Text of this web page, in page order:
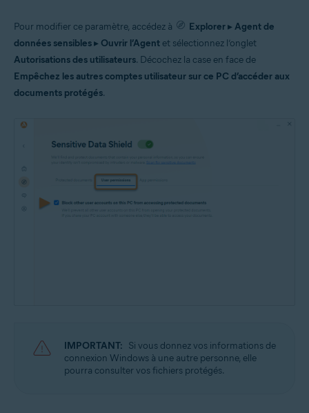
Pour modifier ce paramètre, accédez à Explorer▸Agent de
données sensibles▸ Ouvrir l’Agent et sélectionnez l’onglet
Autorisations des utilisateurs. Décochez la case en face de
Empêchez les autres comptes utilisateur sur ce PC d’accéder aux
documents protégés.
IMPORTANT: Si vous donnez vos informations de
connexion Windows à une autre personne, elle
pourra consulter vos fichiers protégés.